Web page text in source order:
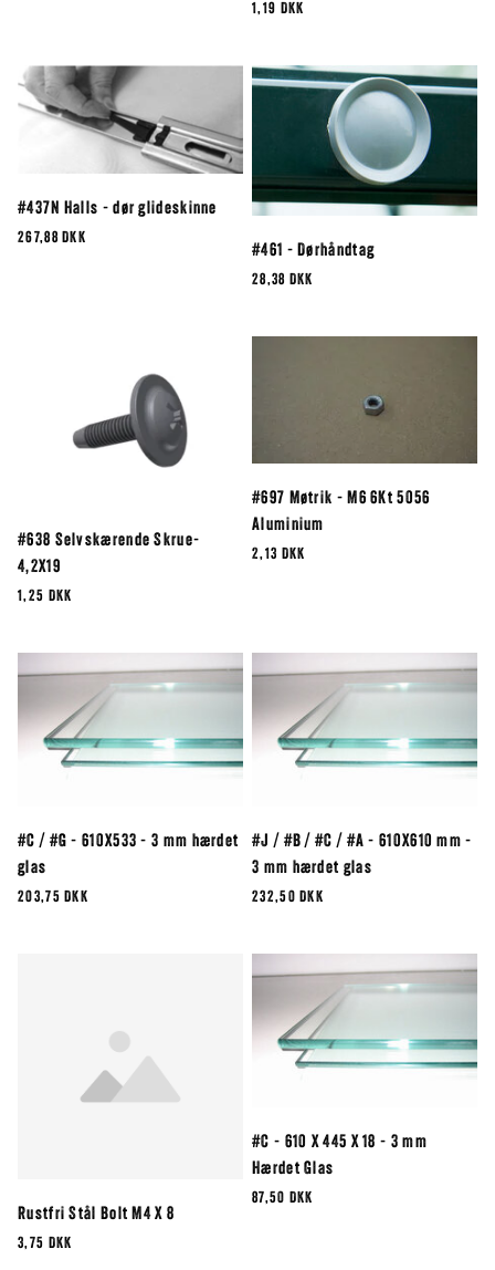
1,19 DKK
#437N Halls - dør glideskinne
267,88 DKK
#461 - Dørhåndtag
28,38 DKK
#638 Selvskærende Skrue-
4,2X19
1,25 DKK
#697 Møtrik - M6 6Kt 5056
Aluminium
2,13 DKK
#C / #G - 610X533 - 3 mm hærdet
glas
203,75 DKK
#J / #B / #C / #A - 610X610 mm -
3 mm hærdet glas
232,50 DKK
Rustfri Stål Bolt M4 X 8
3,75 DKK
#C - 610 X 445 X 18 - 3 mm
Hærdet Glas
87,50 DKK